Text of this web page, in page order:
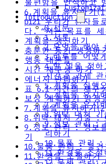
Introduction
0.서문
1.서론
2.무엇을 해야
3.하루를 어떻
4.할 일을 정하
시간과 과제 관
5.계획을 실행
6.계획을 유지
7.계획을 유지
8.위탁 대처
9.정보 관리 :
리하기
10.물품 관리 :
11.환경을 조
불편함을 인식하고
6.계획을 유지하기
p121 우리가 환자들
다. “저는 목표를 세
계획을 갱신하기
충분한 동기 생성하
행동 대본들
시간 재구성 하기
에너지 관리하기
표 6.1 시간의 재구
보상 계획하기 감정
7.계획을 유지하기
8.위탁 대처 기술 :
9.정보 관리 : 정보
기
10.물품 관리 : 물건
11.환경을 조절하